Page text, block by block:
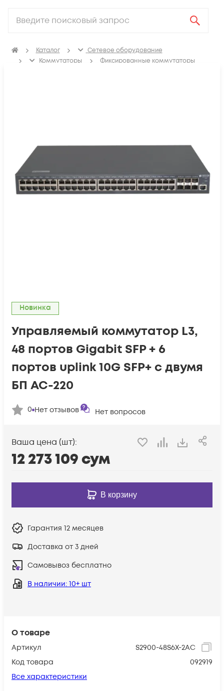
Каталог
Сетевое оборудование
Коммутаторы
Фиксированные коммутаторы
О товаре
Артикул
S2900-48S6X-2AC
Код товара
092919
Все характеристики
Новинка
Управляемый коммутатор L3,
48 портов Gigabit SFP + 6
портов uplink 10G SFP+ c двумя
БП AC-220
0 Нет отзывов Нет вопросов
Ваша цена (шт):
12 273 109сум
В корзину
Гарантия 12 месяцев
Доставка от 3 дней
Самовывоз бесплатно
В наличии: 10+ шт